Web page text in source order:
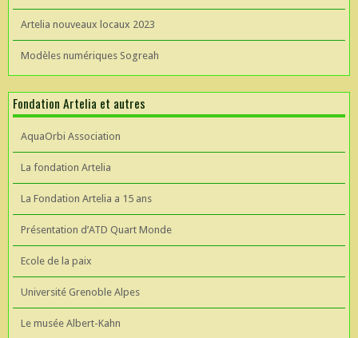
Artelia nouveaux locaux 2023
Modèles numériques Sogreah
Fondation Artelia et autres
AquaOrbi Association
La fondation Artelia
La Fondation Artelia a 15 ans
Présentation d’ATD Quart Monde
Ecole de la paix
Université Grenoble Alpes
Le musée Albert-Kahn